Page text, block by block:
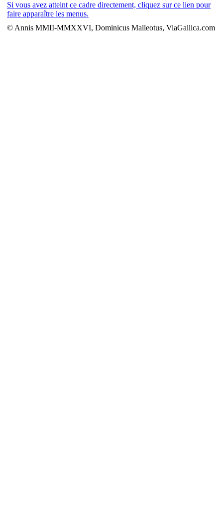
Si vous avez atteint ce cadre directement, cliquez sur ce lien pour
faire apparaître les menus.
© Annis MMII-MMXXVI, Dominicus Malleotus, ViaGallica.com